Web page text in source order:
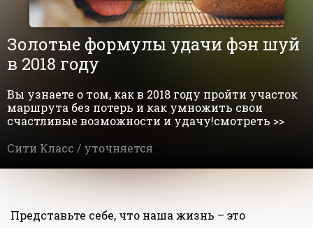
Золотые формулы удачи фэн шуй
в 2018 году
Вы узнаете о том, как в 2018 году пройти участок
маршрута без потерь и как умножить свои
счастливые возможности и удачу!смотреть >>
Сити Класс / уточняется
Представьте себе, что наша жизнь – это